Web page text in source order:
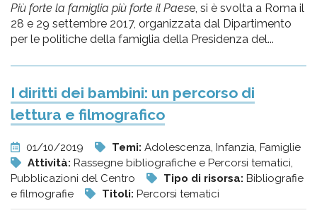
Più forte la famiglia più forte il Paese, si è svolta a Roma il
28 e 29 settembre 2017, organizzata dal Dipartimento
per le politiche della famiglia della Presidenza del...
I diritti dei bambini: un percorso di
lettura e filmografico
01/10/2019 Temi: Adolescenza, Infanzia, Famiglie
Attività: Rassegne bibliografiche e Percorsi tematici,
Pubblicazioni del Centro
Tipo di risorsa: Bibliografie
e filmografie
Titoli: Percorsi tematici